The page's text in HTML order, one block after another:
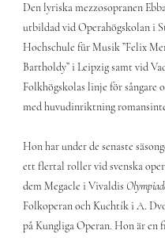
Den lyriska mezzosopranen
utbildad vid Operahögskolan i
Hochschule für Musik ”Felix
Bartholdy” i Leipzig samt vid
Folkhögskolas linje för sångare
med huvudinriktning
Hon har under de senaste
ett flertal roller vid svenska
dem Megacle i Vivaldis
Folkoperan och Kuchtík i A.
på Kungliga Operan. Hon är en